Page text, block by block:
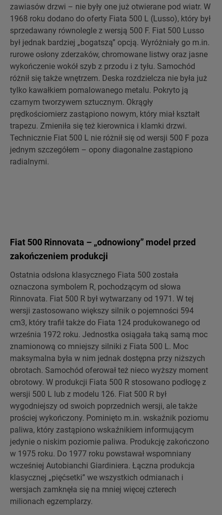
zawiasów drzwi – nie były one już otwierane pod wiatr. W
1968 roku dodano do oferty Fiata 500 L (Lusso), który był
sprzedawany równolegle z wersją 500 F. Fiat 500 Lusso
był jednak bardziej „bogatszą” opcją. Wyróżniały go m.in.
rurowe osłony zderzaków, chromowane listwy oraz jasne
wykończenie wokół szyb z przodu i z tyłu. Samochód
różnił się także wnętrzem. Deska rozdzielcza nie była już
tylko kawałkiem pomalowanego metalu. Pokryto ją
czarnym tworzywem sztucznym. Okrągły
prędkościomierz zastąpiono nowym, który miał kształt
trapezu. Zmieniła się też kierownica i klamki drzwi.
Technicznie Fiat 500 L nie różnił się od wersji 500 F poza
jednym szczegółem – opony diagonalne zastąpiono
radialnymi.
Fiat 500 Rinnovata – „odnowiony” model przed
zakończeniem produkcji
Ostatnia odsłona klasycznego Fiata 500 została
oznaczona symbolem R, pochodzącym od słowa
Rinnovata. Fiat 500 R był wytwarzany od 1971. W tej
wersji zastosowano większy silnik o pojemności 594
cm3, który trafił także do Fiata 124 produkowanego od
września 1972 roku. Jednostka osiągała taką samą moc
znamionową co mniejszy silniki z Fiata 500 L. Moc
maksymalna była w nim jednak dostępna przy niższych
obrotach. Samochód oferował też nieco wyższy moment
obrotowy. W produkcji Fiata 500 R stosowano podłogę z
wersji 500 L lub z modelu 126. Fiat 500 R był
wygodniejszy od swoich poprzednich wersji, ale także
prościej wykończony. Pominięto m.in. wskaźnik poziomu
paliwa, który zastąpiono wskaźnikiem informującym
jedynie o niskim poziomie paliwa. Produkcję zakończono
w 1975 roku. Do 1977 roku powstawał wspomniany
wcześniej Autobianchi Giardiniera. Łączna produkcja
klasycznej „pięćsetki” we wszystkich odmianach i
wersjach zamknęła się na mniej więcej czterech
milionach egzemplarzy.